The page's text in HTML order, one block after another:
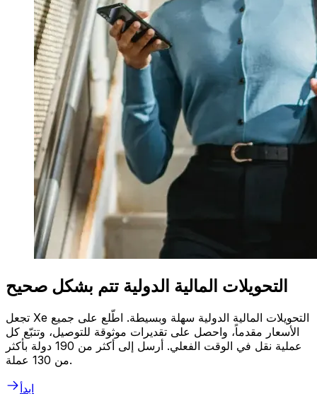
التحويلات المالية الدولية تتم بشكل صحيح
تجعل Xe التحويلات المالية الدولية سهلة وبسيطة. اطّلع على جميع
الأسعار مقدماً، واحصل على تقديرات موثوقة للتوصيل، وتتبّع كل
عملية نقل في الوقت الفعلي. أرسل إلى أكثر من 190 دولة بأكثر
من 130 عملة.
ابدأ